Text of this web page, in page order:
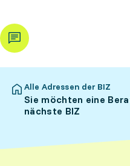
Alle Adressen der BIZ
Sie möchten eine
nächste BIZ